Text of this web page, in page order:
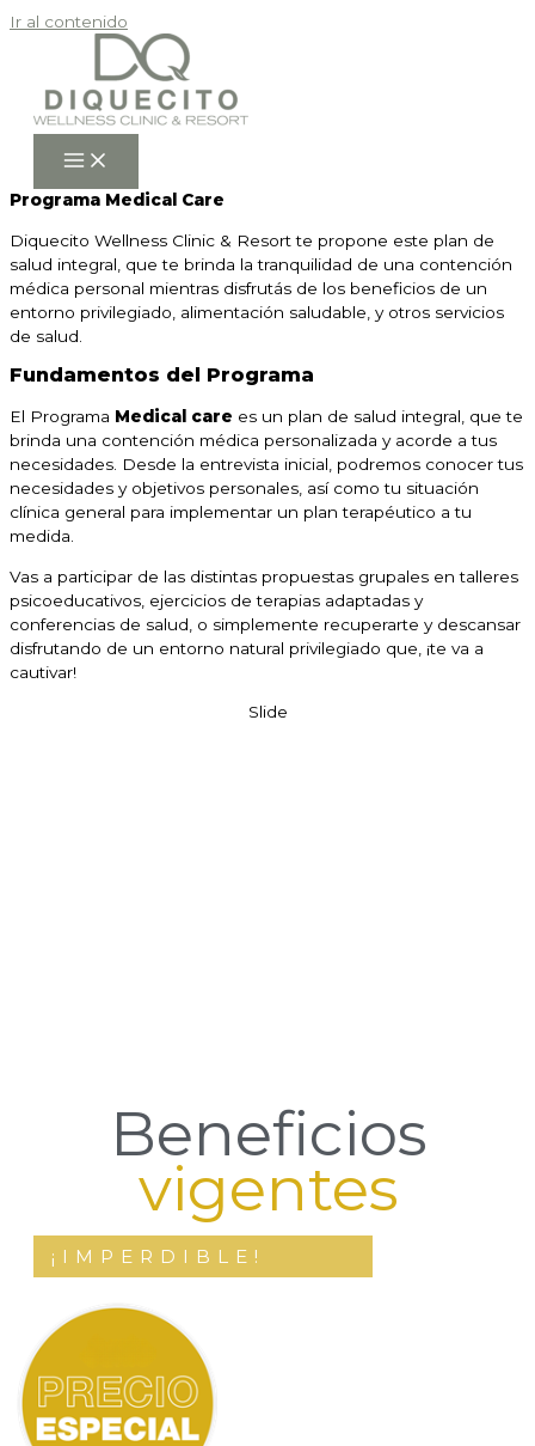
Ir al contenido
Programa Medical Care
Diquecito Wellness Clinic & Resort te propone este plan de
salud integral, que te brinda la tranquilidad de una contención
médica personal mientras disfrutás de los beneficios de un
entorno privilegiado, alimentación saludable, y otros servicios
de salud.
Fundamentos del Programa
El Programa Medical care es un plan de salud integral, que te
brinda una contención médica personalizada y acorde a tus
necesidades. Desde la entrevista inicial, podremos conocer tus
necesidades y objetivos personales, así como tu situación
clínica general para implementar un plan terapéutico a tu
medida.
Vas a participar de las distintas propuestas grupales en talleres
psicoeducativos, ejercicios de terapias adaptadas y
conferencias de salud, o simplemente recuperarte y descansar
disfrutando de un entorno natural privilegiado que, ¡te va a
cautivar!
Slide
Beneficios
vigentes
¡IMPERDIBLE!